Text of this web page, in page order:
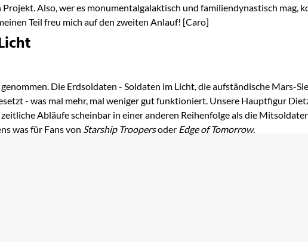
Also, wer es monumentalgalaktisch und familiendynastisch mag,
Teil freu mich auf den zweiten Anlauf! [Caro]
Die Erdsoldaten - Soldaten im Licht, die aufständische Mars-
- was mal mehr, mal weniger gut funktioniert. Unsere Hauptfigur
Abläufe scheinbar in einer anderen Reihenfolge als die
was für Fans von Starship Troopersoder Edge of Tomorrow.